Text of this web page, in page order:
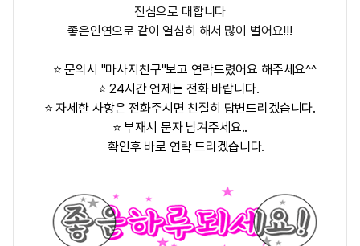
진심으로 대합니다
좋은인연으로 같이 열심히 해서 많이 벌어요!!!
⭐ 문의시 "마사지친구"보고 연락드렸어요 해주세요^^
⭐ 24시간 언제든 전화 바랍니다.
⭐ 자세한 사항은 전화주시면 친절히 답변드리겠습니다.
⭐ 부재시 문자 남겨주세요..
확인후 바로 연락 드리겠습니다.